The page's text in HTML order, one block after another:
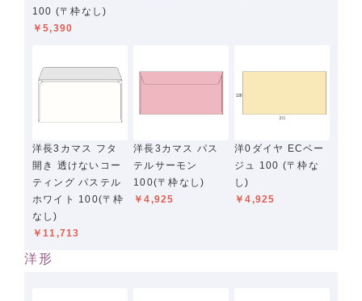
100 (〒枠なし)
￥5,390
洋長3カマス フタ
開き 透けないコー
ティング パステル
ホワイト 100(〒枠
なし)
￥11,713
洋長3カマス パス
テルサーモン
100(〒枠なし)
￥4,925
洋0ダイヤ ECベー
ジュ 100 (〒枠な
し)
￥4,925
洋形